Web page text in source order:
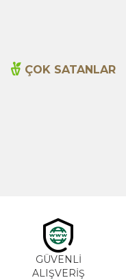
ÇOK SATANLAR
GÜVENLİ
ALIŞVERİŞ